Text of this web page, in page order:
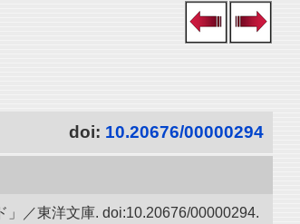
doi: 10.20676/00000294
」／東洋文庫. doi:10.20676/00000294.